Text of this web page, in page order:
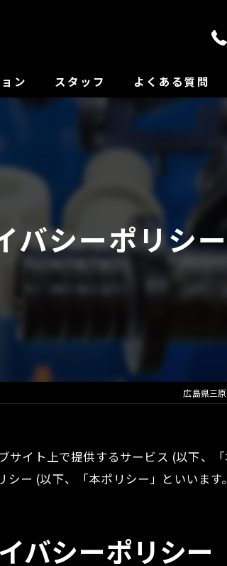
ン スタッフ よくある質問
バシーポリシー
広島県三
イト上で提供するサービス (以下、
ー (以下、「本ポリシー」といいます
バシーポリシー